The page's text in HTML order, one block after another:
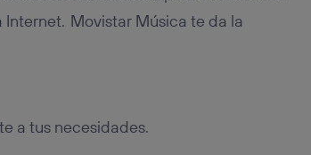
Movistar Música te da la
a tus necesidades.